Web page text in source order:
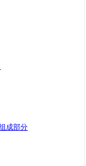
成部分